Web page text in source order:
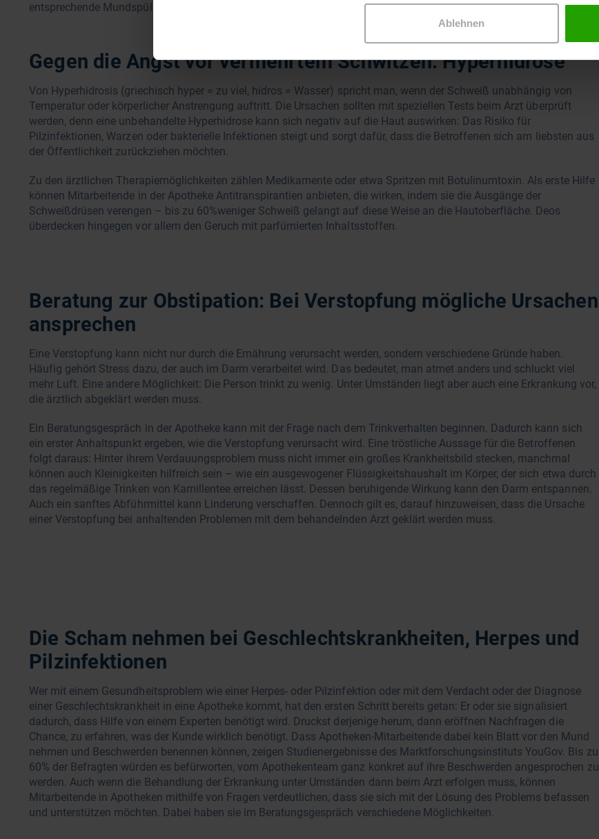
Ablehnen
entsprechende Mundspülungen, daran kann sich auch ein Beratungsgespräch mit Betroffenen orientieren.
Gegen die Angst vor vermehrtem Schwitzen: Hyperhidrose
Von Hyperhidrosis (griechisch hyper = zu viel, hidros = Wasser) spricht man, wenn der Schweiß unabhängig von
Temperatur oder körperlicher Anstrengung auftritt. Die Ursachen sollten mit speziellen Tests beim Arzt überprüft
werden, denn eine unbehandelte Hyperhidrose kann sich negativ auf die Haut auswirken: Das Risiko für
Pilzinfektionen, Warzen oder bakterielle Infektionen steigt und sorgt dafür, dass die Betroffenen sich am liebsten aus
der Öffentlichkeit zurückziehen möchten.
Zu den ärztlichen Therapiemöglichkeiten zählen Medikamente oder etwa Spritzen mit Botulinumtoxin. Als erste Hilfe
können Mitarbeitende in der Apotheke Antitranspirantien anbieten, die wirken, indem sie die Ausgänge der
Schweißdrüsen verengen – bis zu 60%weniger Schweiß gelangt auf diese Weise an die Hautoberfläche. Deos
überdecken hingegen vor allem den Geruch mit parfümierten Inhaltsstoffen.
Beratung zur Obstipation: Bei Verstopfung mögliche Ursachen
ansprechen
Eine Verstopfung kann nicht nur durch die Ernährung verursacht werden, sondern verschiedene Gründe haben.
Häufig gehört Stress dazu, der auch im Darm verarbeitet wird. Das bedeutet, man atmet anders und schluckt viel
mehr Luft. Eine andere Möglichkeit: Die Person trinkt zu wenig. Unter Umständen liegt aber auch eine Erkrankung vor,
die ärztlich abgeklärt werden muss.
Ein Beratungsgespräch in der Apotheke kann mit der Frage nach dem Trinkverhalten beginnen. Dadurch kann sich
ein erster Anhaltspunkt ergeben, wie die Verstopfung verursacht wird. Eine tröstliche Aussage für die Betroffenen
folgt daraus: Hinter ihrem Verdauungsproblem muss nicht immer ein großes Krankheitsbild stecken, manchmal
können auch Kleinigkeiten hilfreich sein – wie ein ausgewogener Flüssigkeitshaushalt im Körper, der sich etwa durch
das regelmäßige Trinken von Kamillentee erreichen lässt. Dessen beruhigende Wirkung kann den Darm entspannen.
Auch ein sanftes Abführmittel kann Linderung verschaffen. Dennoch gilt es, darauf hinzuweisen, dass die Ursache
einer Verstopfung bei anhaltenden Problemen mit dem behandelnden Arzt geklärt werden muss.
Die Scham nehmen bei Geschlechtskrankheiten, Herpes und
Pilzinfektionen
Wer mit einem Gesundheitsproblem wie einer Herpes- oder Pilzinfektion oder mit dem Verdacht oder der Diagnose
einer Geschlechtskrankheit in eine Apotheke kommt, hat den ersten Schritt bereits getan: Er oder sie signalisiert
dadurch, dass Hilfe von einem Experten benötigt wird. Druckst derjenige herum, dann eröffnen Nachfragen die
Chance, zu erfahren, was der Kunde wirklich benötigt. Dass Apotheken-Mitarbeitende dabei kein Blatt vor den Mund
nehmen und Beschwerden benennen können, zeigen Studienergebnisse des Marktforschungsinstituts YouGov. Bis zu
60% der Befragten würden es befürworten, vom Apothekenteam ganz konkret auf ihre Beschwerden angesprochen zu
werden. Auch wenn die Behandlung der Erkrankung unter Umständen dann beim Arzt erfolgen muss, können
Mitarbeitende in Apotheken mithilfe von Fragen verdeutlichen, dass sie sich mit der Lösung des Problems befassen
und unterstützen möchten. Dabei haben sie im Beratungsgespräch verschiedene Möglichkeiten.